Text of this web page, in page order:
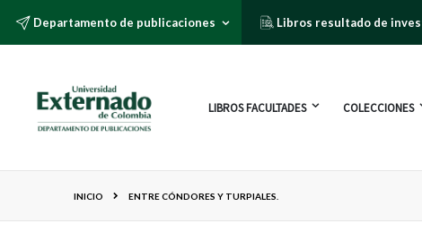
Departamento de publicaciones Libros resultado de
LIBROS FACULTADES COLECCIONES
INICIO ENTRE CÓNDORES Y TURPIALES.